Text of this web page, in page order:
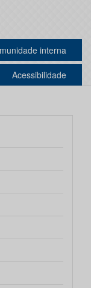
interna
Acessibilidade